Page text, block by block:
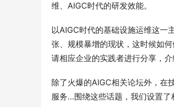
维、AIGC时代的研发效能。
以AIGC时代的基础设施运维这一
张、规模暴增的现状，这时候如
请相应企业的实践者进行分享，
除了火爆的AIGC相关论坛外，在
服务…围绕这些话题，我们设置了